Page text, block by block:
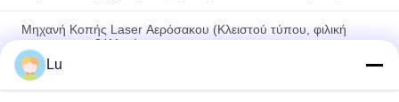
Μηχανή Κοπής Laser Αερόσακου (Κλειστού τύπου, φιλική
προς το περιβάλλον)
Τέμνουσα μηχανή λέιζερ υδρόψυξης υφαντική, αυτόματη
τέμνουσα μηχανή υφασμάτων
Lu